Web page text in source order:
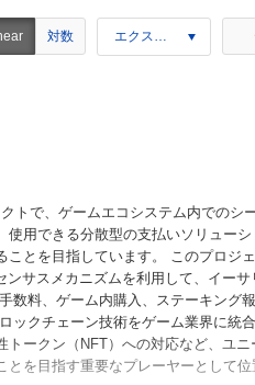
対数 エクスポート
トで、ゲームエコシステム内でのシ
用できる分散型の支払いソリューシ
とを目指しています。 このプロジ
サスメカニズムを利用して、イー
数料、ゲーム内購入、ステーキング
ックチェーン技術をゲーム業界に統
ークン（NFT）への対応など、ユ
を目指す重要なプレーヤーとして位